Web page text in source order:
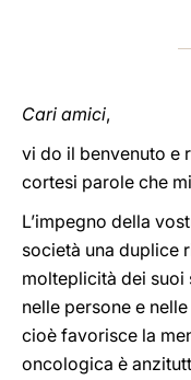
Cari amici,
vi do il benvenuto e
cortesi parole che
L’impegno della
società una duplice
molteplicità dei
nelle persone e
cioè favorisce la
oncologica è